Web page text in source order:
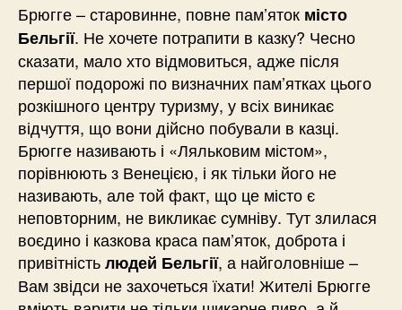
Брюгге – старовинне, повне пам’яток місто
Бельгії. Не хочете потрапити в казку? Чесно
сказати, мало хто відмовиться, адже після
першої подорожі по визначних пам’ятках цього
розкішного центру туризму, у всіх виникає
відчуття, що вони дійсно побували в казці.
Брюгге називають і «Ляльковим містом»,
порівнюють з Венецією, і як тільки його не
називають, але той факт, що це місто є
неповторним, не викликає сумніву. Тут злилася
воєдино і казкова краса пам’яток, доброта і
привітністьлюдей Бельгії, а найголовніше –
Вам звідси не захочеться їхати! Жителі Брюгге